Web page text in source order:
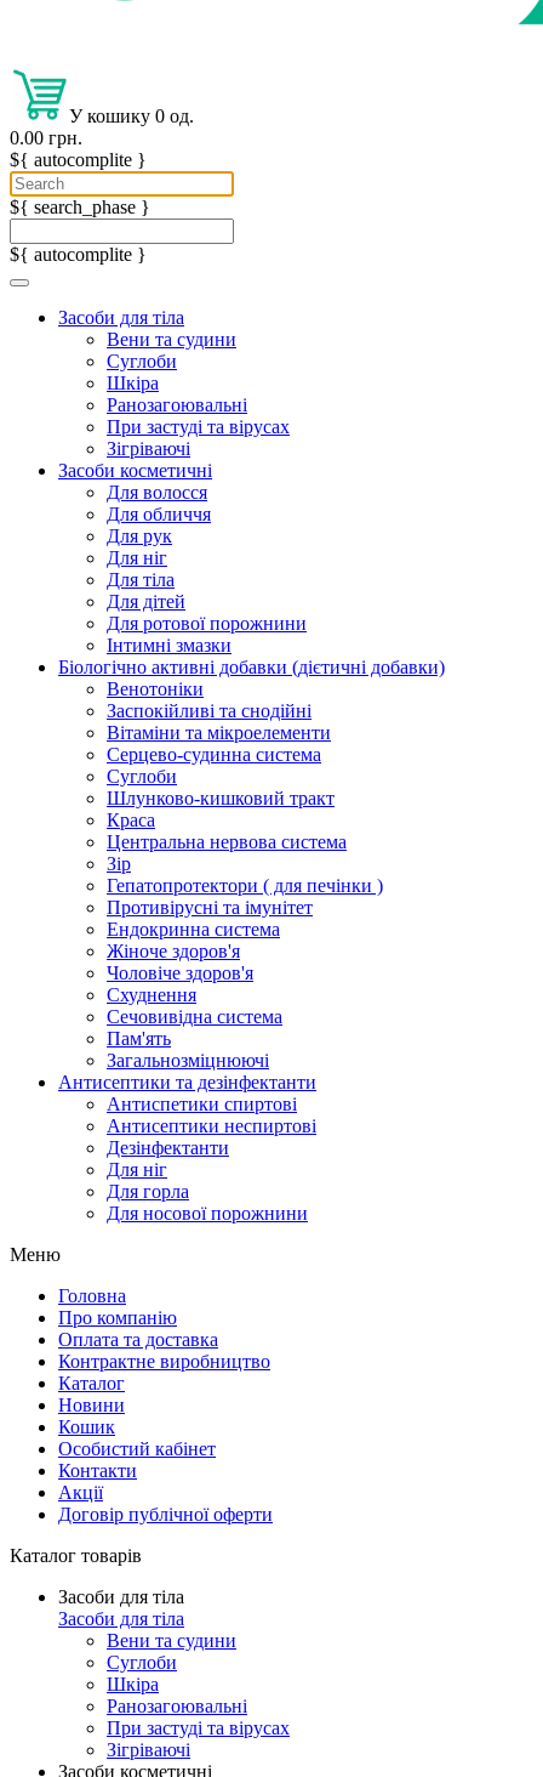
У кошику 0 од.
0.00 грн.
${ autocomplite }
${ search_phase }
${ autocomplite }
Засоби для тіла
Вени та судини
Суглоби
Шкіра
Ранозагоювальні
При застуді та вірусах
Зігріваючі
Засоби косметичні
Для волосся
Для обличчя
Для рук
Для ніг
Для тіла
Для дітей
Для ротової порожнини
Інтимні змазки
Біологічно активні добавки (дієтичні добавки)
Венотоніки
Заспокійливі та снодійні
Вітаміни та мікроелементи
Серцево-судинна система
Суглоби
Шлунково-кишковий тракт
Краса
Центральна нервова система
Зір
Гепатопротектори ( для печінки )
Противірусні та імунітет
Ендокринна система
Жіноче здоров'я
Чоловіче здоров'я
Схуднення
Сечовивідна система
Пам'ять
Загальнозміцнюючі
Антисептики та дезінфектанти
Антиспетики спиртові
Антисептики неспиртові
Дезінфектанти
Для ніг
Для горла
Для носової порожнини
Меню
Головна
Про компанію
Оплата та доставка
Контрактне виробництво
Каталог
Новини
Кошик
Особистий кабінет
Контакти
Акції
Договір публічної оферти
Каталог товарів
Засоби для тіла
Засоби для тіла
Вени та судини
Суглоби
Шкіра
Ранозагоювальні
При застуді та вірусах
Зігріваючі
Засоби косметичні